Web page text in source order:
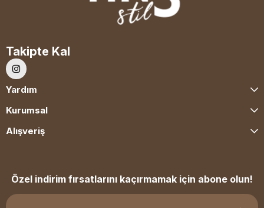
Takipte Kal
Yardım
Kurumsal
Alışveriş
Özel indirim fırsatlarını kaçırmamak için abone olun!